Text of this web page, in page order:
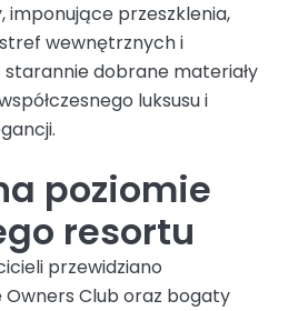
imponujące przeszklenia,
wewnętrznych i
dobrane materiały
luksusu i
poziomie
resortu
przewidziano
Club oraz bogaty